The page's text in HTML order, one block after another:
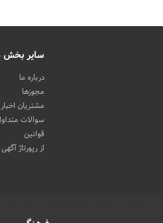
سایر بخش
درباره ما
مجوزها
مشتریان
سوالات
قوانین
از رپورتاژ